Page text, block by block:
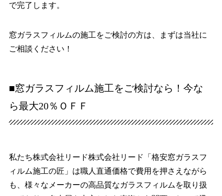
で完了します。
窓ガラスフィルムの施工をご検討の方は、まずは当社に
ご相談ください！
■窓ガラスフィルム施工をご検討なら！今な
ら最大20％ＯＦＦ
私たち株式会社リード株式会社リード「格安窓ガラスフ
ィルム施工の匠」は職人直通価格で費用を押さえながら
も、様々なメーカーの高品質なガラスフィルムを取り扱